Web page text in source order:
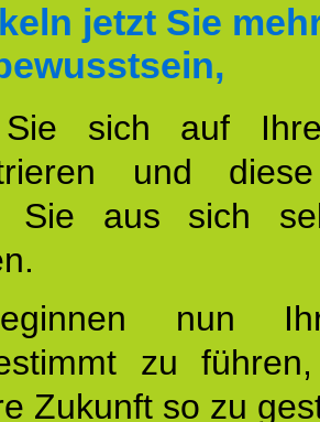
jetzt Sie
Sie sich auf
und
Sie aus sich
nun
zu
Zukunft so zu